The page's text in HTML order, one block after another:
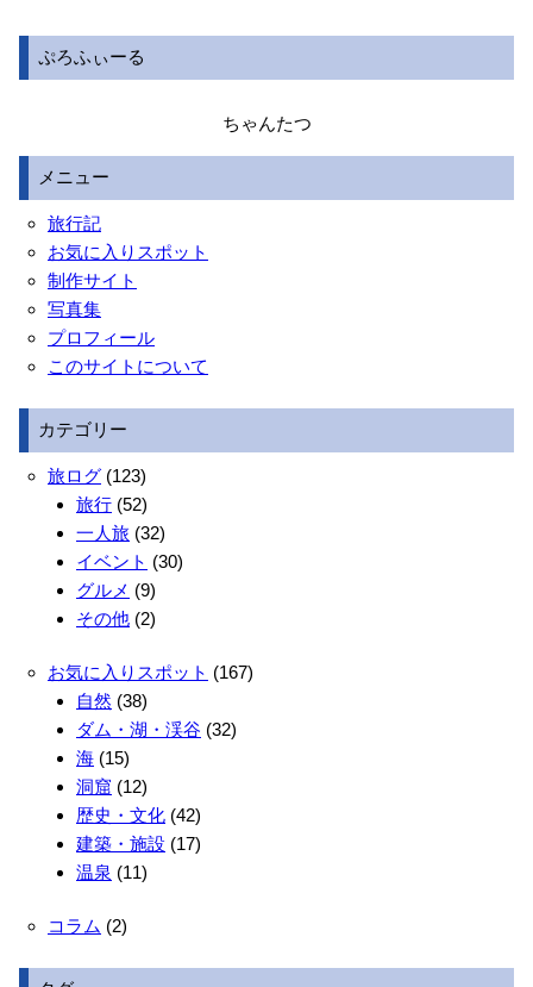
ぷろふぃーる
ちゃんたつ
メニュー
旅行記
お気に入りスポット
制作サイト
写真集
プロフィール
このサイトについて
カテゴリー
旅ログ (123)
旅行 (52)
一人旅 (32)
イベント (30)
グルメ (9)
その他 (2)
お気に入りスポット (167)
自然 (38)
ダム・湖・渓谷 (32)
海 (15)
洞窟 (12)
歴史・文化 (42)
建築・施設 (17)
温泉 (11)
コラム (2)